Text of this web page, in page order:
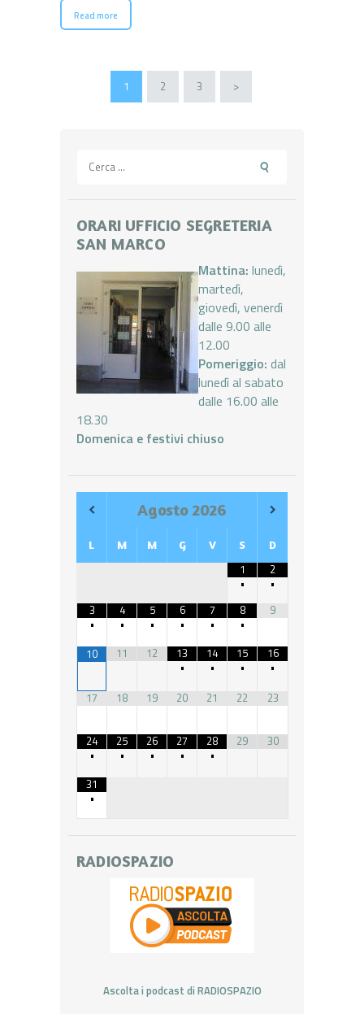
Read more
Paginazione
PAGE
1 PAGE
2 PAGE
3 >
per:
ORARI UFFICIO SEGRETERIA
SAN MARCO
Mattina: lunedì,
martedì,
giovedì, venerdì
dalle 9.00 alle
12.00
Pomeriggio: dal
lunedì al sabato
dalle 16.00 alle
18.30
Domenica e festivi chiuso
Agosto 2026
L M M G V S D
1
•
2
•
3
•
4
•
5
•
6
•
7
•
8
•
9
10 11 12
13
•
14
•
15
•
16
•
17
18 19 20 21 22 23
24
•
25
•
26
•
27
•
28
•
29 30
31
•
RADIOSPAZIO
Ascolta i podcast di RADIOSPAZIO